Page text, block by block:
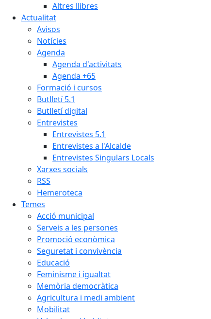
Altres llibres
Actualitat
Avisos
Notícies
Agenda
Agenda d'activitats
Agenda +65
Formació i cursos
Butlletí 5.1
Butlletí digital
Entrevistes
Entrevistes 5.1
Entrevistes a l'Alcalde
Entrevistes Singulars Locals
Xarxes socials
RSS
Hemeroteca
Temes
Acció municipal
Serveis a les persones
Promoció econòmica
Seguretat i convivència
Educació
Feminisme i igualtat
Memòria democràtica
Agricultura i medi ambient
Mobilitat